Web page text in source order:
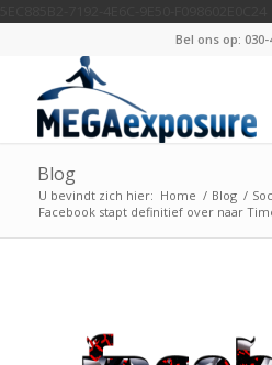
Bel ons op: 030-
Blog
U bevindt zich hier: Home / Blog /
Facebook stapt definitief over naar